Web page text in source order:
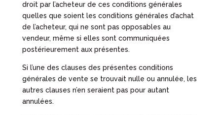
droit par l’acheteur de ces conditions générales
quelles que soient les conditions générales d’achat
de l’acheteur, qui ne sont pas opposables au
vendeur, même si elles sont communiquées
postérieurement aux présentes.
Si l’une des clauses des présentes conditions
générales de vente se trouvait nulle ou annulée, les
autres clauses n’en seraient pas pour autant
annulées.